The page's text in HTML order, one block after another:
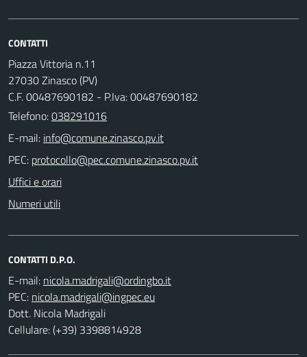
CONTATTI
Piazza Vittoria n.11
27030 Zinasco (PV)
C.F. 00487690182 - P.Iva: 00487690182
Telefono:038291016
E-mail:
PEC:
Uffici e orari
Numeri utili
CONTATTI D.P.O.
E-mail:
PEC:
Dott. Nicola Madrigali
Cellulare: (+39) 3398814928